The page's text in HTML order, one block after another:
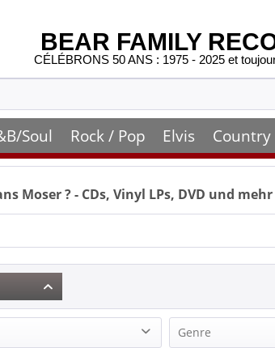
BEAR FAMILY
CÉLÉBRONS 50 ANS : 1975 - 2025 et
Soul Rock / Pop Elvis Country
Moser? - CDs, Vinyl LPs, DVD und mehr
Genre